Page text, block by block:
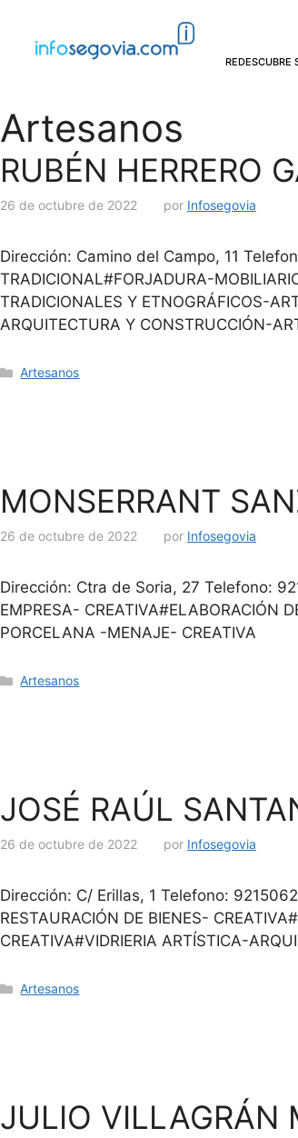
REDESCUBRE
Artesanos
RUBÉN HERRERO
26 de octubre de 2022 por Infosegovia
Dirección: Camino del Campo, 11
TRADICIONAL#FORJADURA-
TRADICIONALES Y ETNOGRÁFICOS-
ARQUITECTURA Y CONSTRUCCIÓN-
Artesanos
MONSERRANT
26 de octubre de 2022 por Infosegovia
Dirección: Ctra de Soria, 27 Telefono:
EMPRESA- CREATIVA#ELABORACIÓN
PORCELANA -MENAJE- CREATIVA
Artesanos
JOSÉ RAÚL
26 de octubre de 2022 por Infosegovia
Dirección: C/ Erillas, 1 Telefono:
RESTAURACIÓN DE BIENES-
CREATIVA#VIDRIERIA ARTÍSTICA-
Artesanos
JULIO VILLAGRÁN